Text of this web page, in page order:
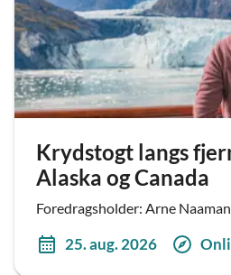
Krydstogt langs
Alaska og Canada
Foredragsholder: Arne
25. aug. 2026